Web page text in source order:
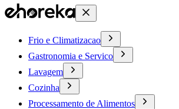
Frio e Climatizacao
Gastronomia e Servico
Lavagem
Cozinha
Processamento de Alimentos